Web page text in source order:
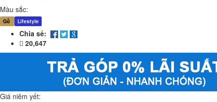
Màu sắc:
Gỗ Lifestyle
Chia sẻ:
20,647
Giá niêm yết: